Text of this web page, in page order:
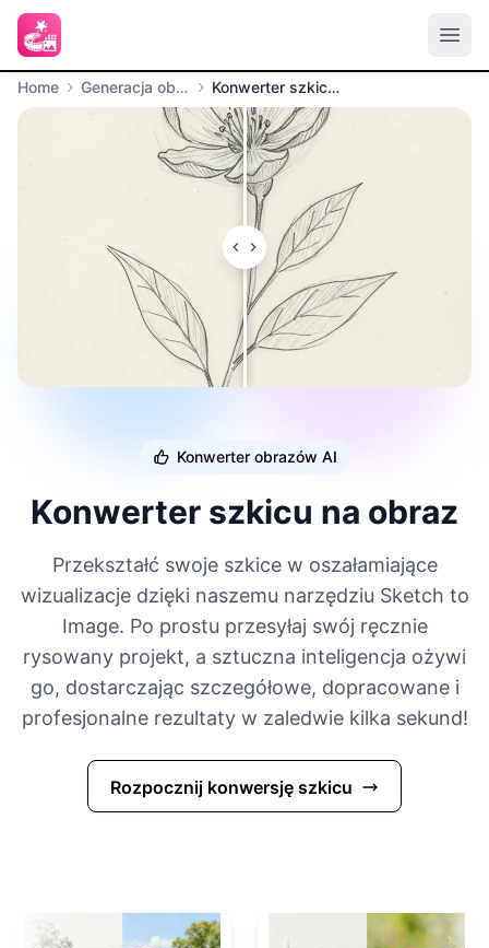
Home Generacja obrazów Konwerter szkicu na obraz
Konwerter obrazów AI
Konwerter szkicu na obraz
Przekształć swoje szkice w oszałamiające
wizualizacje dzięki naszemu narzędziu Sketch to
Image. Po prostu przesyłaj swój ręcznie
rysowany projekt, a sztuczna inteligencja ożywi
go, dostarczając szczegółowe, dopracowane i
profesjonalne rezultaty w zaledwie kilka sekund!
Rozpocznij konwersję szkicu